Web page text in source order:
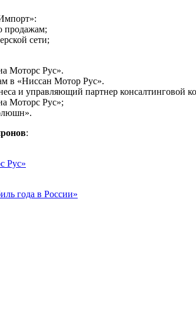
продажам;
сети;
Моторс Рус».
в «Ниссан Мотор Рус».
и управляющий партнер
Моторс Рус»;
:
Рус»
года в России»